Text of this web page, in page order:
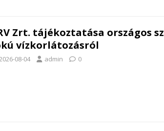
Zrt. tájékoztatása országos
vízkorlátozásról
08-04 admin 0